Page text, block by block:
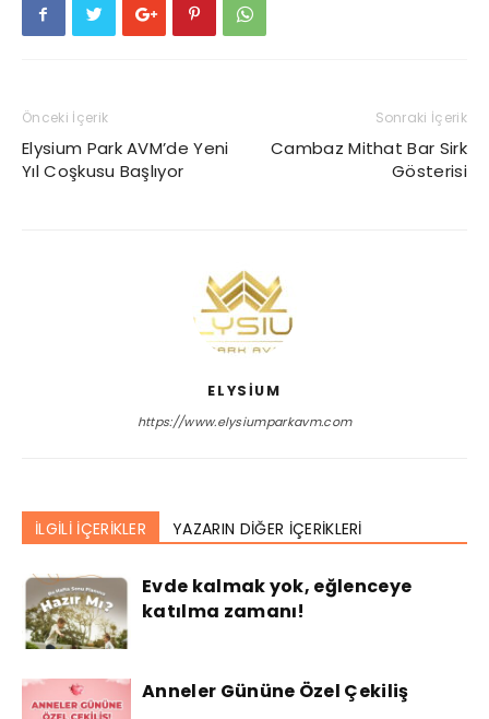
Önceki İçerik
Elysium Park AVM’de Yeni
Yıl Coşkusu Başlıyor
Sonraki İçerik
Cambaz Mithat Bar Sirk
Gösterisi
ELYSIUM
https://www.elysiumparkavm.com
İLGİLİ İÇERİKLER YAZARIN DİĞER İÇERİKLERİ
Evde kalmak yok, eğlenceye
katılma zamanı!
Anneler Gününe Özel Çekiliş